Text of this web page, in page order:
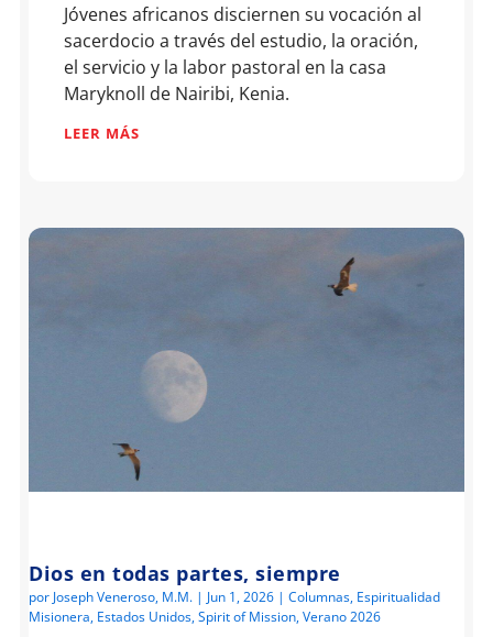
Jóvenes africanos disciernen su vocación al
sacerdocio a través del estudio, la oración,
el servicio y la labor pastoral en la casa
Maryknoll de Nairibi, Kenia.
LEER MÁS
Dios en todas partes, siempre
por Joseph Veneroso, M.M. | Jun 1, 2026 |Columnas, Espiritualidad
Misionera, Estados Unidos,Spirit of Mission,Verano 2026